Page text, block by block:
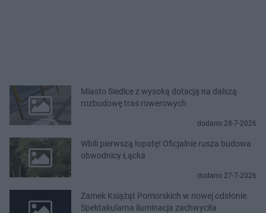
Miasto Siedlce z wysoką dotacją na dalszą
rozbudowę tras rowerowych
dodano 28-7-2026
Wbili pierwszą łopatę! Oficjalnie rusza budowa
obwodnicy Łącka
dodano 27-7-2026
Zamek Książąt Pomorskich w nowej odsłonie.
Spektakularna iluminacja zachwyciła